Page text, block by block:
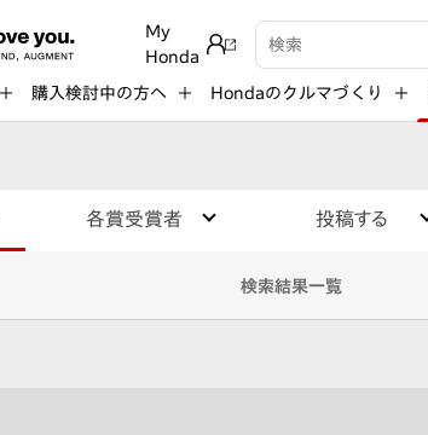
My
Honda
検索キーワード入力
購入検討中の方へ Hondaのクルマづくり
各賞受賞者 投稿する
検索結果一覧